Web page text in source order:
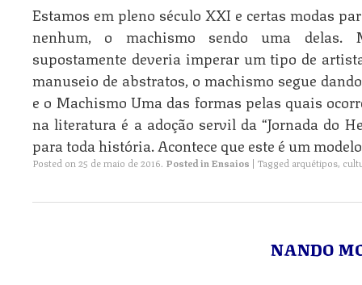
Estamos em pleno século XXI e certas modas
nenhum, o machismo sendo uma delas.
supostamente deveria imperar um tipo de
manuseio de abstratos, o machismo segue
e o Machismo Uma das formas pelas quais
na literatura é a adoção servil da “Jornada do
para toda história. Acontece que este é um
Posted on 25 de maio de 2016. Posted in Ensaios | Tagged arquétipos,
NANDO